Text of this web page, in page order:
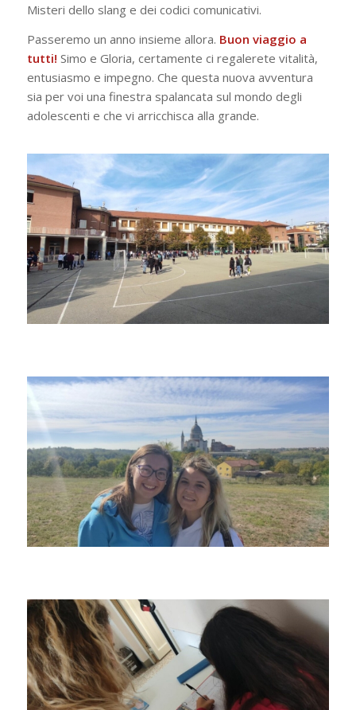
Misteri dello slang e dei codici comunicativi.
Passeremo un anno insieme allora. Buon viaggio a
tutti! Simo e Gloria, certamente ci regalerete vitalità,
entusiasmo e impegno. Che questa nuova avventura
sia per voi una finestra spalancata sul mondo degli
adolescenti e che vi arricchisca alla grande.